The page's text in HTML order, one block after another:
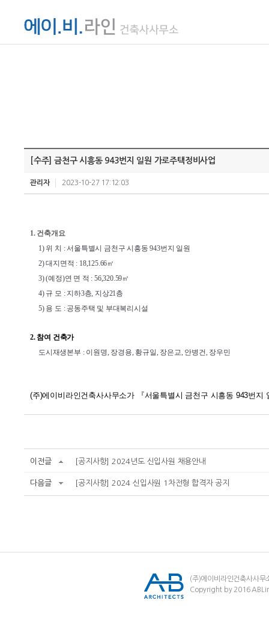
[수주] 금천구 시흥동 943번지 일원 가로주택정비사업
관리자 2023-10-27 17:12:03
1. 건축개요
1) 위 치 : 서울특별시 금천구 시흥동 943번지 일원
2) 대지면적 : 18,125.66㎡
3) (예정)연 면 적 : 56,320.59㎡
4) 규 모 : 지하3층, 지상21층
5) 용 도 : 공동주택 및 부대복리시설
2. 참여 건축가
도시재생본부 : 이원명, 장경용, 황규일, 장은교, 안병건, 장우민
(주)에이비라인건축사사무소가 『서울특별시 금천구 시흥동 943번
이전글 [공지사항] 2024년도 신입사원 채용안내
다음글 [공지사항] 2024 신입사원 1차전형 합격자 공지
(주)에이비라인건축사사무
Copyright by 2016